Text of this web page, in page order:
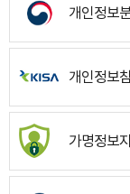
개인정보
개인정보
가명정보